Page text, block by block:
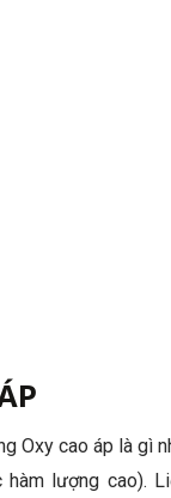
Oxy cao áp là gì
lượng cao).